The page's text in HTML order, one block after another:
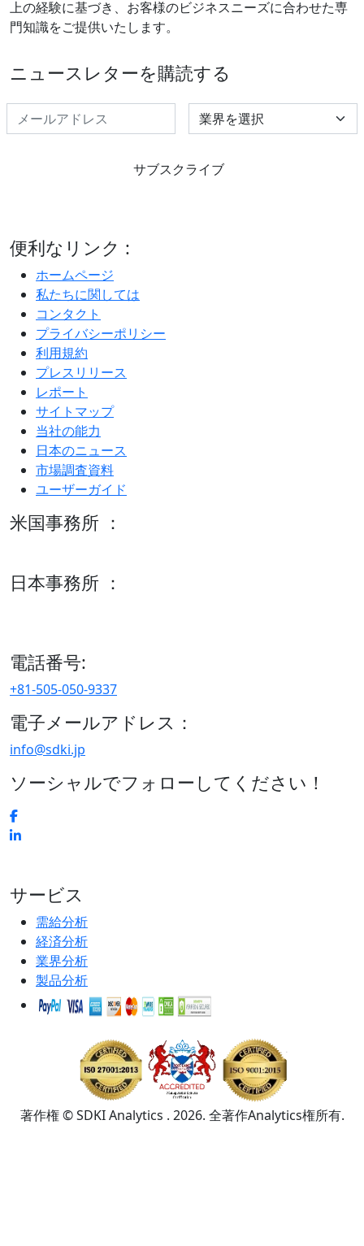
上の経験に基づき、お客様のビジネスニーズに合わせた専
門知識をご提供いたします。
ニュースレターを購読する
Select Industry
サブスクライブ
便利なリンク :
ホームページ
私たちに関しては
コンタクト
プライバシーポリシー
利用規約
プレスリリース
レポート
サイトマップ
当社の能力
日本のニュース
市場調査資料
ユーザーガイド
米国事務所 ：
日本事務所 ：
電話番号:
+81-505-050-9337
電子メールアドレス：
info@sdki.jp
ソーシャルでフォローしてください！
サービス
需給分析
経済分析
業界分析
製品分析
著作権 © SDKI Analytics . 2026. 全著作Analytics権所有.